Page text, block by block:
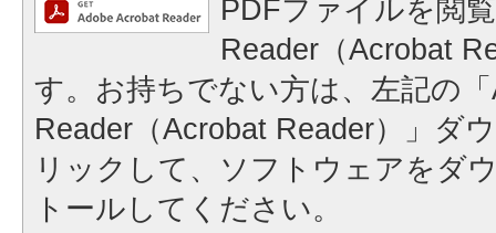
PDFファイルを閲
Reader（Acrobat
す。お持ちでない方は、左記の
Reader（Acrobat Reader）」ダ
リックして、ソフトウェアをダ
トールしてください。